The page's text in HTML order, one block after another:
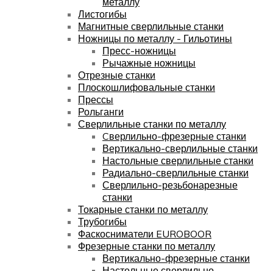
Листогибы
Магнитные сверлильные станки
Ножницы по металлу - Гильотины
Пресс-ножницы
Рычажные ножницы
Отрезные станки
Плоскошлифовальные станки
Прессы
Рольганги
Сверлильные станки по металлу
Cверлильно-фрезерные станки
Вертикально-сверлильные станки
Настольные сверлильные станки
Радиально-сверлильные станки
Сверлильно-резьбонарезные
станки
Токарные станки по металлу
Трубогибы
Фаскосниматели EUROBOOR
Фрезерные станки по металлу
Вертикально-фрезерные станки